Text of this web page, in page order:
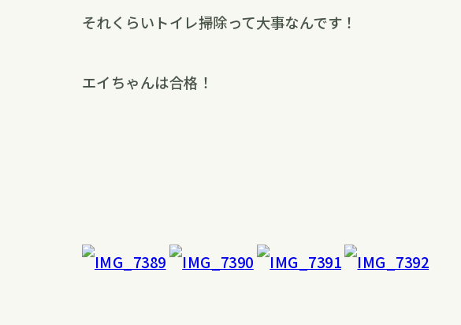
それくらいトイレ掃除って大事なんです！
エイちゃんは合格！